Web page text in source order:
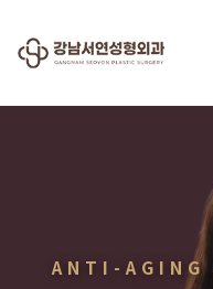
ANTI-AGING